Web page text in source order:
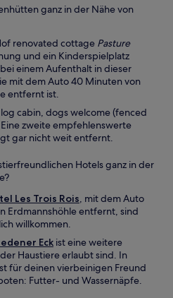
ganz in der Nähe von
renovated cottage Pasture
und ein Kinderspielplatz
einem Aufenthalt in dieser
mit dem Auto 40 Minuten von
entfernt ist.
cabin, dogs welcome (fenced
zweite empfehlenswerte
gar nicht weit entfernt.
Hotels ganz in der
Les Trois Rois, mit dem Auto
Erdmannshöhle entfernt, sind
willkommen.
Eck ist eine weitere
Haustiere erlaubt sind. In
für deinen vierbeinigen Freund
Futter- und Wassernäpfe.